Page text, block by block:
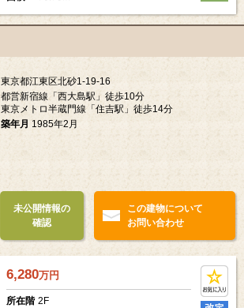
東京都江東区北砂1-19-16
都営新宿線「西大島駅」徒歩10分
東京メトロ半蔵門線「住吉駅」徒歩14分
築年月 1985年2月
未公開情報の
確認
この建物について
お問い合わせ
6,280万円
所在階 2F